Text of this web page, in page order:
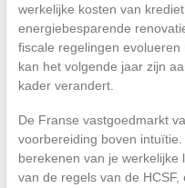
werkelijke kosten van
energiebesparende
fiscale regelingen
kan het volgende jaar zijn
kader verandert.
De Franse vastgoedmarkt
voorbereiding boven
berekenen van je werkelijke
van de regels van de